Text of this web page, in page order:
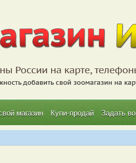
магазин Купи-продай Задать